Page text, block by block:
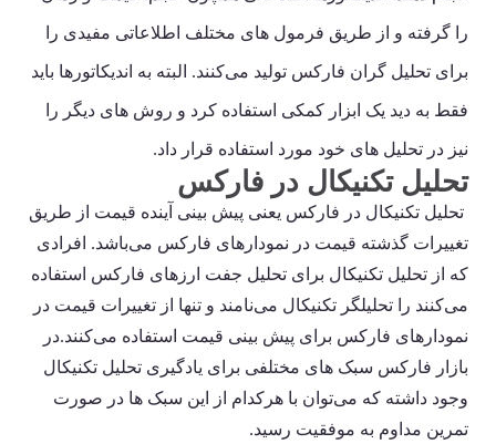
را گرفته و از طریق فرمول های مختلف اطلاعاتی مفیدی را
برای تحلیل گران فارکس تولید می‌کنند. البته به اندیکاتورها باید
فقط به دید یک ابزار کمکی استفاده کرد و روش های دیگر را
نیز در تحلیل های خود مورد استفاده قرار داد.
تحلیل تکنیکال در فارکس
تحلیل تکنیکال در فارکس یعنی پیش بینی آینده قیمت از طریق
تغییرات گذشته قیمت در نمودارهای فارکس می‌باشد. افرادی
که از تحلیل تکنیکال برای تحلیل جفت ارزهای فارکس استفاده
می‌کنند را تحلیلگر تکنیکال می‌نامند و تنها از تغییرات قیمت در
نمودارهای فارکس برای پیش بینی قیمت استفاده می‌کنند.در
بازار فارکس سبک های مختلفی برای یادگیری تحلیل تکنیکال
وجود داشته که می‌توان با هرکدام از این سبک ها در صورت
تمرین مداوم به موفقیت رسید.